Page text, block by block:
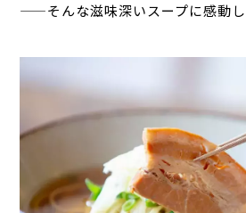
——そんな滋味深いスープに感動し